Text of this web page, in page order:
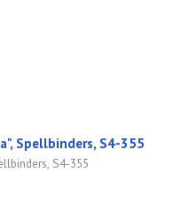
Spellbinders, S4-355
S4-355